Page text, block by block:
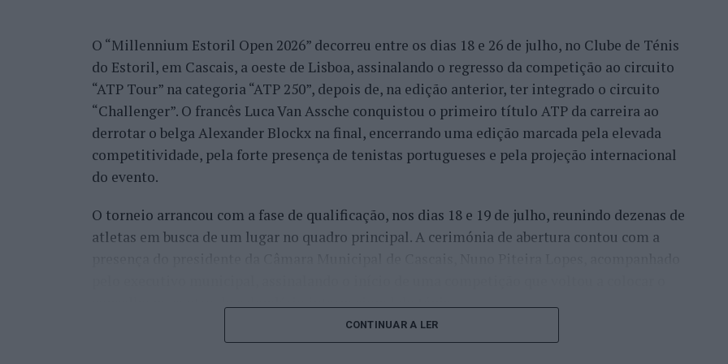
O “Millennium Estoril Open 2026” decorreu entre os dias 18 e 26 de julho, no Clube de Ténis
do Estoril, em Cascais, a oeste de Lisboa, assinalando o regresso da competição ao circuito
“ATP Tour” na categoria “ATP 250”, depois de, na edição anterior, ter integrado o circuito
“Challenger”. O francês Luca Van Assche conquistou o primeiro título ATP da carreira ao
derrotar o belga Alexander Blockx na final, encerrando uma edição marcada pela elevada
competitividade, pela forte presença de tenistas portugueses e pela projeção internacional
do evento.
O torneio arrancou com a fase de qualificação, nos dias 18 e 19 de julho, reunindo dezenas de
atletas em busca de um lugar no quadro principal. A cerimónia de abertura contou com a
concelho no centro do calendário internacional do ténis.
Apesar das desistências de última hora de jogadores como Casper Ruud (Noruega), Alejandro
CONTINUAR A LER